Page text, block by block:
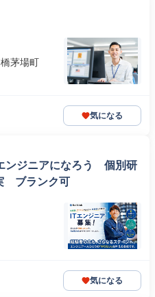
茅場町
気になる
ンジニアになろう 個別研
ブランク可
気になる